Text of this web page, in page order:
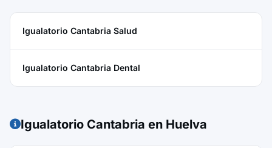
Igualatorio Cantabria Salud
Igualatorio Cantabria Dental
Igualatorio Cantabria en Huelva